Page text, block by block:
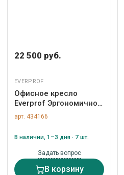
22 500 руб.
EVERPROF
Офисное кресло
Everprof Эргономичное
кресло Everprof Omega
Grey (Омега Грэй)
434166
арт. 434166
В наличии, 1–3 дня · 7 шт.
Задать вопрос
В корзину